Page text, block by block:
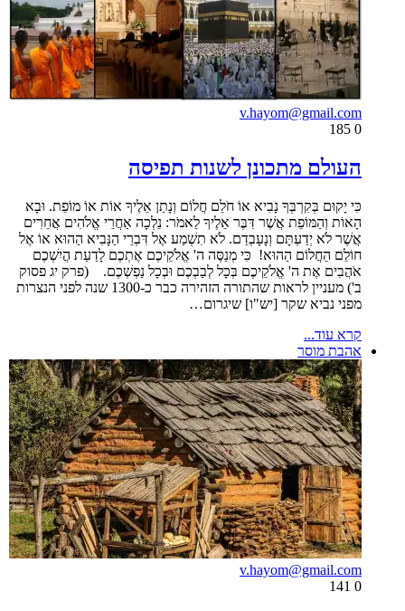
v.hayom@gmail.com
0
העולם מתכונן לשנות תפיסה
כִּי יָקוּם בְּקִרְבְּךָ נָבִיא אוֹ חֹלֵם חֲלוֹם וְנָתַן אֵלֶיךָ אוֹת אוֹ מוֹפֵת. וּבָא
הָאוֹת וְהַמּוֹפֵת אֲשֶׁר דִּבֶּר אֵלֶיךָ לֵאמֹר: נֵלְכָה אַחֲרֵי אֱלֹהִים אֲחֵרִים
אֲשֶׁר לֹא יְדַעְתָּם וְנָעָבְדֵם. לֹא תִשְׁמַע אֶל דִּבְרֵי הַנָּבִיא הַהוּא אוֹ אֶל
חוֹלֵם הַחֲלוֹם הַהוּא! כִּי מְנַסֶּה ה' אֱלֹקֵיכֶם אֶתְכֶם לָדַעַת הֲיִשְׁכֶם
אֹהֲבִים אֶת ה' אֱלֹקֵיכֶם בְּכָל לְבַבְכֶם וּבְכָל נַפְשְׁכֶם. (פרק יג פסוק
ב') מעניין לראות שהתורה הזהירה כבר כ-1300 שנה לפני הנצרות
מפני נביא שקר [יש"ו] שיגרום…
קרא עוד...
אהבת מוסר
v.hayom@gmail.com
0